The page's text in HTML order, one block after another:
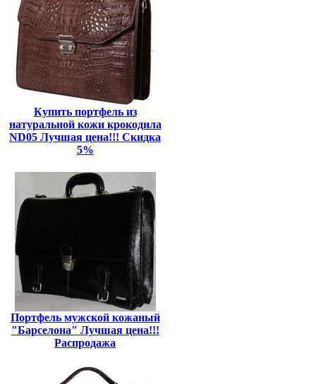
Купить портфель из
натуральной кожи крокодила
ND05 Лучшая цена!!! Скидка
5%
Портфель мужской кожаный
"Барселона" Лучшая цена!!!
Распродажа